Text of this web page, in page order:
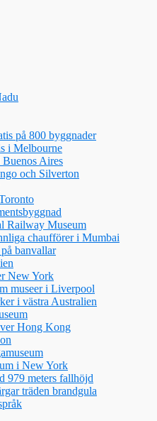
på 800 byggnader
i Melbourne
Aires
och Silverton
Railway Museum
chaufförer i Mumbai
banvallar
New York
museer i Liverpool
i västra Australien
Hong Kong
i New York
979 meters fallhöjd
träden brandgula